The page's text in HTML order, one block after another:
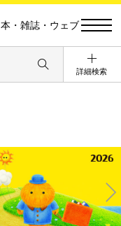
本・雑誌・ウェブ
詳細検索
Ne